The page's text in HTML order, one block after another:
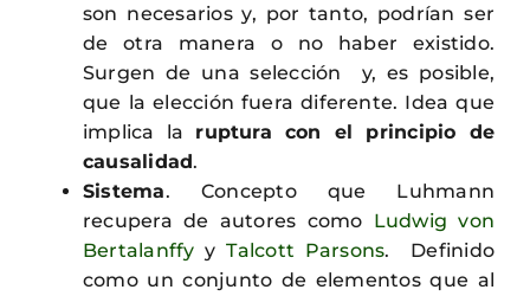
son necesarios y, por tanto, podrían ser
de otra manera o no haber existido.
Surgen de una selección y, es posible,
que la elección fuera diferente. Idea que
implica la ruptura con el principio de
causalidad.
Sistema. Concepto que Luhmann
recupera de autores como Ludwig von
Bertalanffy yTalcott Parsons. Definido
como un conjunto de elementos que al